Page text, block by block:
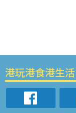
港玩港食港生活